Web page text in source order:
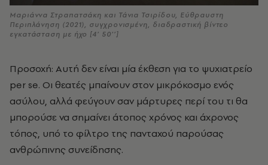
Μαριάννα Στραπατσάκη και Τάνια Τσιρίδου, Εύθραυστη
Περιπλάνηση (2021), συγχρονισμένη, διαδραστική βίντεο
εγκατάσταση με ήχο [4’ 50’’]
Προσοχή: Αυτή δεν είναι μία έκθεση για το ψυχιατρείο
per se. Οι θεατές μπαίνουν στον μικρόκοσμο ενός
ασύλου, αλλά φεύγουν σαν μάρτυρες περί του τι θα
μπορούσε να σημαίνει άτοπος χρόνος και άχρονος
τόπος, υπό το φίλτρο της πανταχού παρούσας
ανθρώπινης συνείδησης.